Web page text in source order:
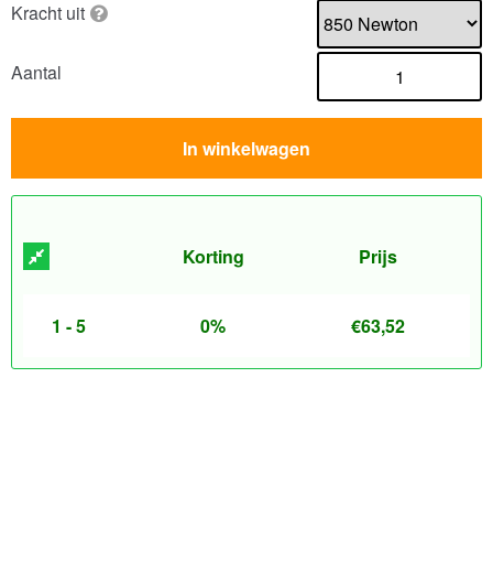
Kracht uit
Aantal
In winkelwagen
Korting Prijs
1 - 5 0% €63,52